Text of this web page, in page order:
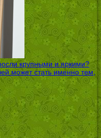
крупными и яркими?
может стать именно тем,